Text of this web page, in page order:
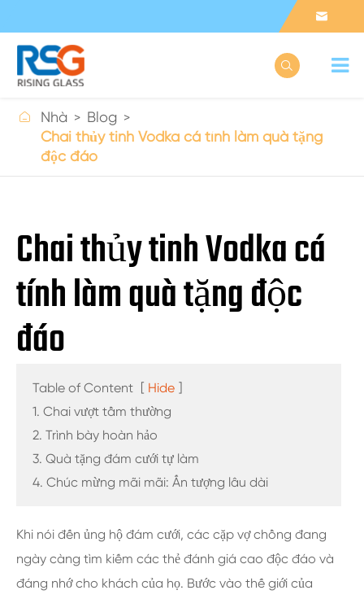


 Nhà
Blog
Chai thủy tinh Vodka cá tính làm quà tặng
độc đáo
Chai thủy tinh Vodka cá
tính làm quà tặng độc
đáo
Table of Content [ Hide ]
1. Chai vượt tầm thường
2. Trình bày hoàn hảo
3. Quà tặng đám cưới tự làm
4. Chúc mừng mãi mãi: Ấn tượng lâu dài
Khi nói đến ủng hộ đám cưới, các cặp vợ chồng đang
ngày càng tìm kiếm các thẻ đánh giá cao độc đáo và
đáng nhớ cho khách của họ. Bước vào thế giới của